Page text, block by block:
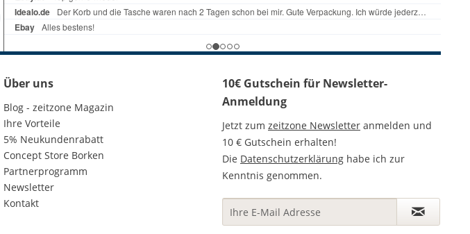
Über uns
Blog - zeitzone Magazin
Ihre Vorteile
5% Neukundenrabatt
Concept Store Borken
Partnerprogramm
Newsletter
Kontakt
10€ Gutschein für Newsletter-
Anmeldung
Jetzt zum zeitzone Newsletter anmelden und
10 € Gutschein erhalten!
Die Datenschutzerklärung habe ich zur
Kenntnis genommen.